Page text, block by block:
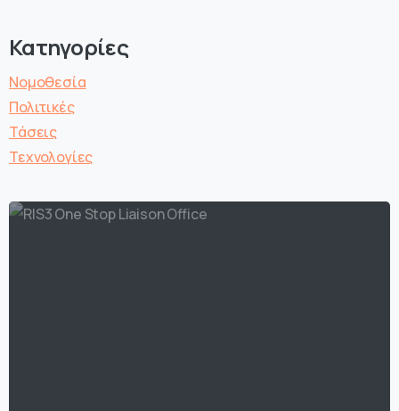
Κατηγορίες
Νομοθεσία
Πολιτικές
Τάσεις
Τεχνολογίες